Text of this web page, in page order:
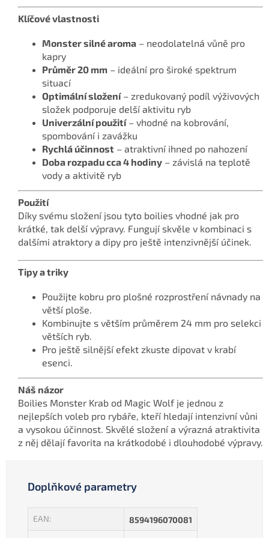
Klíčové vlastnosti
Monster silné aroma – neodolatelná vůně pro
kapry
Průměr 20 mm – ideální pro široké spektrum
situací
Optimální složení– zredukovaný podíl výživových
složek podporuje delší aktivitu ryb
Univerzální použití– vhodné na kobrování,
spombování i zavážku
Rychlá účinnost – atraktivní ihned po nahození
Doba rozpadu cca 4 hodiny – závislá na teplotě
vody a aktivitě ryb
Použití
Díky svému složení jsou tyto boilies vhodné jak pro
krátké, tak delší výpravy. Fungují skvěle v kombinaci s
dalšími atraktory a dipy pro ještě intenzivnější účinek.
Tipy a triky
Použijte kobru pro plošné rozprostření návnady na
větší ploše.
Kombinujte s větším průměrem 24 mm pro selekci
větších ryb.
Pro ještě silnější efekt zkuste dipovat v krabí
esenci.
Náš názor
Boilies Monster Krab od Magic Wolf je jednou z
nejlepších voleb pro rybáře, kteří hledají intenzivní vůni
a vysokou účinnost. Skvělé složení a výrazná atraktivita
z něj dělají favorita na krátkodobé i dlouhodobé výpravy.
Doplňkové parametry
EAN: 8594196070081